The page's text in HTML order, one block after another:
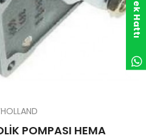
POMPASI HEMA